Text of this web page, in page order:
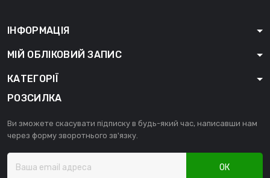
ІНФОРМАЦІЯ
МІЙ ОБЛІКОВИЙ ЗАПИС
КАТЕГОРІЇ
РОЗСИЛКА
Ви зможете скасувати підписку в будь-який час, написавши нам
через форму зворотнього зв'язку.
ОК